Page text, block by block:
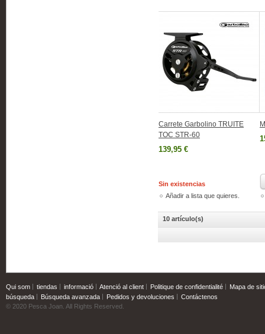
Carrete Garbolino TRUITE
TOC STR-60
139,95 €
Sin existencias
Añadir a lista que quieres.
10 artículo(s)
Qui som tiendas informació Atenció al client Politique de confidentialité
Mapa de
búsqueda
Búsqueda avanzada Pedidos y devoluciones
Contáctenos
© 2020 Pesca Joan. All Rights Reserved.